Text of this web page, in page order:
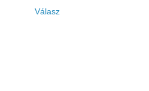
Válasz